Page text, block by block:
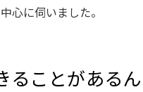
心に伺いました。
ることがある